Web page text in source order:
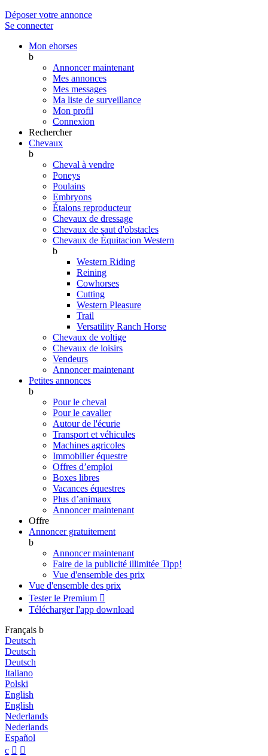
Déposer votre annonce
Se connecter
Mon ehorses
b
Annoncer maintenant
Mes annonces
Mes messages
Ma liste de surveillance
Mon profil
Connexion
Rechercher
Chevaux
b
Cheval à vendre
Poneys
Poulains
Embryons
Étalons reproducteur
Chevaux de dressage
Chevaux de saut d'obstacles
Chevaux de Èquitacion Western
b
Western Riding
Reining
Cowhorses
Cutting
Western Pleasure
Trail
Versatility Ranch Horse
Chevaux de voltige
Chevaux de loisirs
Vendeurs
Annoncer maintenant
Petites annonces
b
Pour le cheval
Pour le cavalier
Autour de l'écurie
Transport et véhicules
Machines agricoles
Immobilier équestre
Offres d’emploi
Boxes libres
Vacances équestres
Plus d’animaux
Annoncer maintenant
Offre
Annoncer gratuitement
b
Annoncer maintenant
Faire de la publicité illimitée Tipp!
Vue d'ensemble des prix
Vue d'ensemble des prix
Tester le Premium 
Télécharger l'app download
Français b
Deutsch
Deutsch
Deutsch
Italiano
Polski
English
English
Nederlands
Nederlands
Español
c  